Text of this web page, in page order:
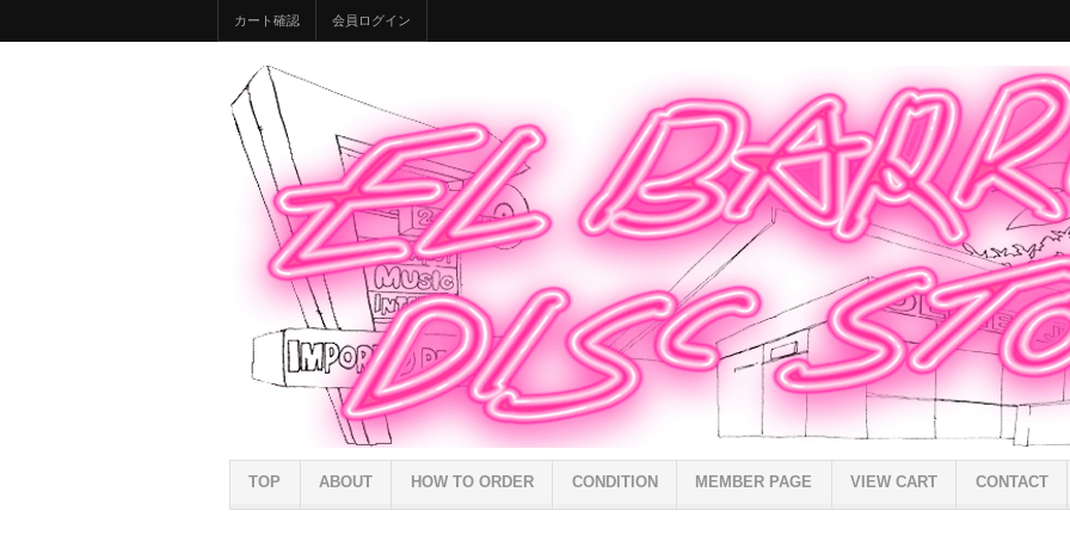
カート確認 会員ログイン
TOP ABOUT HOW TO ORDER CONDITION MEMBER PAGE VIEW CART CONTACT